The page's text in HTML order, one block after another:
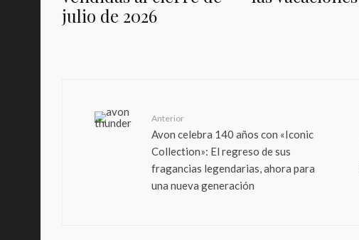
julio de 2026
Anterior
Avon celebra 140 años con «Iconic
Collection»: El regreso de sus
fragancias legendarias, ahora para
una nueva generación